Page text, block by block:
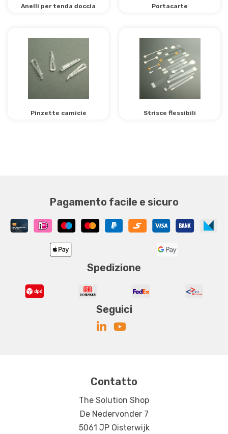
Anelli per tenda doccia Portacarte
Pinzette camicie Strisce flessibili
Pagamento facile e sicuro
Spedizione
Seguici
Contatto
The Solution Shop
De Nedervonder 7
5061 JP Oisterwijk